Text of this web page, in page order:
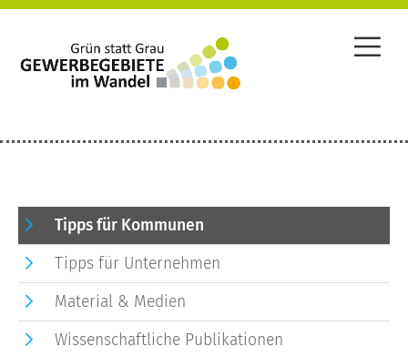
Tipps für Kommunen
Tipps für Unternehmen
Material & Medien
Wissenschaftliche Publikationen